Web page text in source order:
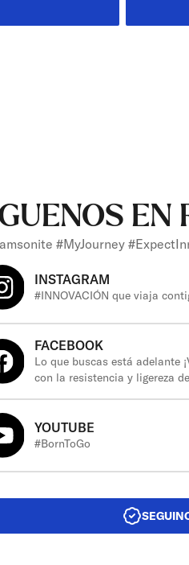
EN
#MyJourney
INSTAGRAM
#INNOVACIÓN que viaja
FACEBOOK
Lo que buscas está adelante
con la resistencia y ligereza
YOUTUBE
#BornToGo